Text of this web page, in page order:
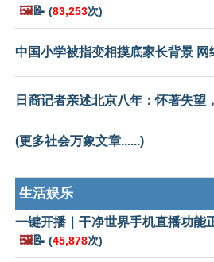
🖼️📝 (83,253次)
中国小学被指变相摸底家长背景 网
日裔记者亲述北京八年：怀著失望
(更多社会万象文章......)
生活娱乐
一键开播｜干净世界手机直播功能
🖼️📝 (45,878次)